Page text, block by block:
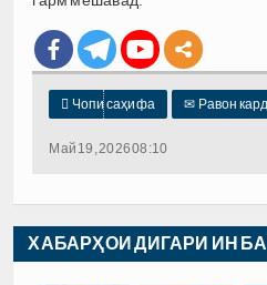
 Чопи саҳифа ✉ Равон
Май 19, 2026 08:10
ХАБАРҲОИ ДИГАРИ ИН